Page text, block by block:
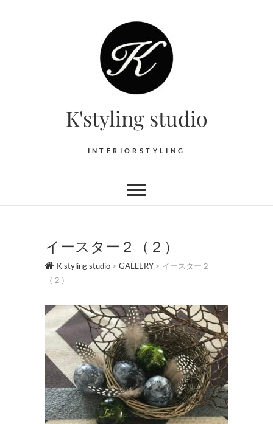
K'styling studio
INTERIORSTYLING
イースター２（２）
K'styling studio > GALLERY > イースター２
（２）